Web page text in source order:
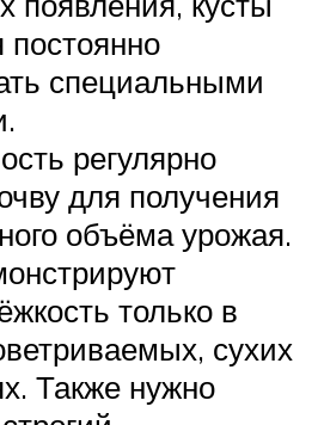
постоянно
специальными
регулярно
для получения
объёма урожая.
только в
сухих
Также нужно